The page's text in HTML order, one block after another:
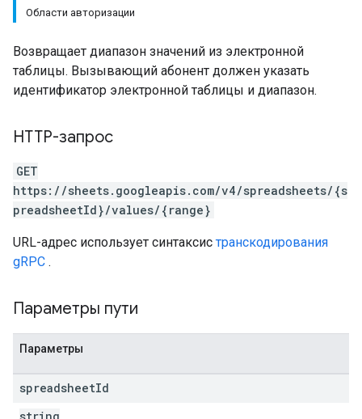
Области авторизации
Возвращает диапазон значений из электронной
таблицы. Вызывающий абонент должен указать
идентификатор электронной таблицы и диапазон.
HTTP-запрос
GET
https://sheets.googleapis.com/v4/spreadsheets/{s
preadsheetId}/values/{range}
URL-адрес использует синтаксис транскодирования
gRPC .
Параметры пути
Параметры
spreadsheetId